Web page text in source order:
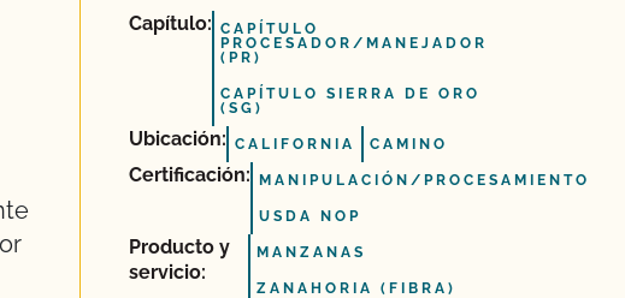
Capítulo: CAPÍTULO
PROCESADOR/MANEJADOR
(PR)
CAPÍTULO SIERRA DE ORO
(SG)
Ubicación: CALIFORNIA CAMINO
Certificación: MANIPULACIÓN/PROCESAMIENTO
USDA NOP
Producto y
servicio:
MANZANAS
ZANAHORIA (FIBRA)